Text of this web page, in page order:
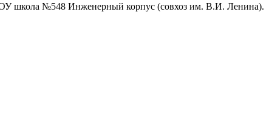
школа №548 Инженерный корпус (совхоз им. В.И. Ленина).